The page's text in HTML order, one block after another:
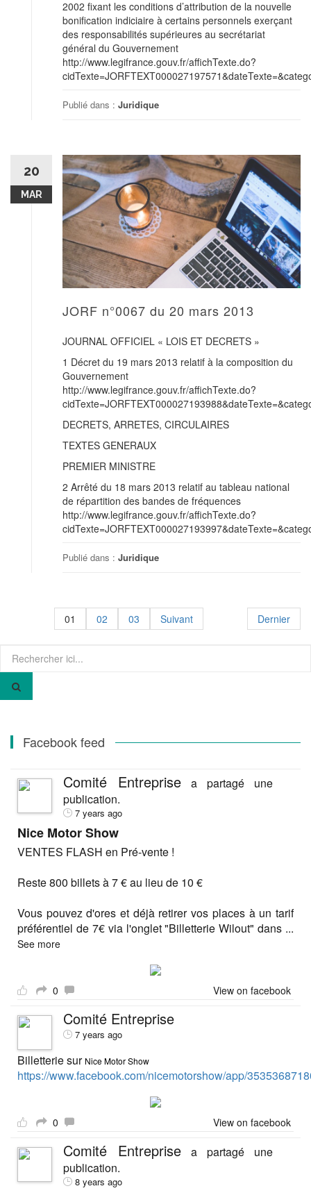
2002 fixant les conditions d’attribution de la nouvelle
bonification indiciaire à certains personnels exerçant
des responsabilités supérieures au secrétariat
général du Gouvernement
http://www.legifrance.gouv.fr/affichTexte.do?
Publié dans : Juridique
20
MAR
JORF n°0067 du 20 mars 2013
JOURNAL OFFICIEL « LOIS ET DECRETS »
1 Décret du 19 mars 2013 relatif à la composition du
Gouvernement
http://www.legifrance.gouv.fr/affichTexte.do?
DECRETS, ARRETES, CIRCULAIRES
TEXTES GENERAUX
PREMIER MINISTRE
2 Arrêté du 18 mars 2013 relatif au tableau national
de répartition des bandes de fréquences
http://www.legifrance.gouv.fr/affichTexte.do?
Publié dans : Juridique
01 02 03 Suivant Dernier
pour
Facebook feed
Comité Entreprise a partagé une
publication.
7 years ago
Nice Motor Show
VENTES FLASH en Pré-vente !
Reste 800 billets à 7 € au lieu de 10 €
Vous pouvez d'ores et déjà retirer vos places à un tarif
préférentiel de 7€ via l'onglet "Billetterie Wilout" dans ...
See more
0 View on facebook
Comité Entreprise
7 years ago
Billetterie sur Nice Motor Show
https://www.facebook.com/nicemotorshow/app/
0 View on facebook
Comité Entreprise a partagé une
publication.
8 years ago